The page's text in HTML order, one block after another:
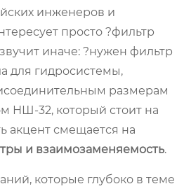
инженеров и
просто ?фильтр
иначе: ?нужен фильтр
для гидросистемы,
размерам
НШ-32, который стоит на
акцент смещается на
и взаимозаменяемость.
которые глубоко в теме